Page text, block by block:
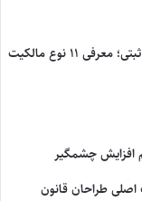
انواع مالکیت املاک در حقوق ثبتی؛ معرفی ۱۱ نوع مالکیت
افزایش چشمگیر
طراحان قانون